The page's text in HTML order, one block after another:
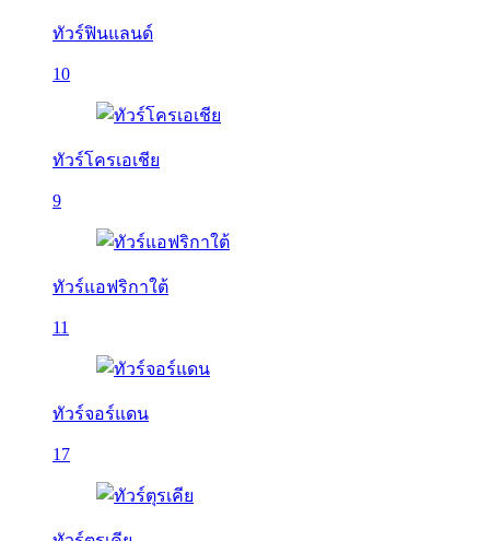
ทัวร์ฟินแลนด์
10
ทัวร์โครเอเชีย
9
ทัวร์แอฟริกาใต้
11
ทัวร์จอร์แดน
17